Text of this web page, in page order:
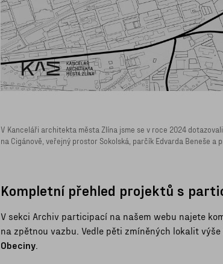
V Kanceláři architekta města Zlína jsme se v roce 2024
na Cigánově, veřejný prostor Sokolská, parčík Edvarda Beneše a
Kompletní přehled projektů s
V sekci Archiv participací na našem webu najete
na zpětnou vazbu. Vedle pěti zmíněných lokalit
Obeciny